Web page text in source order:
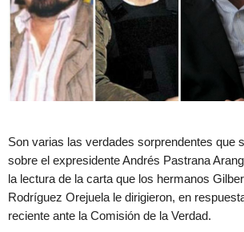
Son varias las verdades sorprendentes que
sobre el expresidente Andrés Pastrana
la lectura de la carta que los hermanos
Rodríguez Orejuela le dirigieron, en
reciente ante la Comisión de la Verdad.